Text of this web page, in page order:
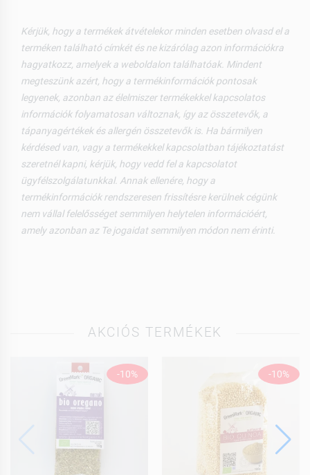
Kérjük, hogy a termékek átvételekor minden esetben olvasd el a
terméken található címkét és ne kizárólag azon információkra
hagyatkozz, amelyek a weboldalon találhatóak. Mindent
megteszünk azért, hogy a termékinformációk pontosak
legyenek, azonban az élelmiszer termékekkel kapcsolatos
információk folyamatosan változnak, így az összetevők, a
tápanyagértékek és allergén összetevők is. Ha bármilyen
kérdésed van, vagy a termékekkel kapcsolatban tájékoztatást
szeretnél kapni, kérjük, hogy vedd fel a kapcsolatot
ügyfélszolgálatunkkal. Annak ellenére, hogy a
termékinformációk rendszeresen frissítésre kerülnek cégünk
nem vállal felelősséget semmilyen helytelen információért,
amely azonban az Te jogaidat semmilyen módon nem érinti.
AKCIÓS TERMÉKEK
-10% -10%